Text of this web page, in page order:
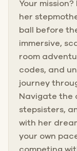
Your
her
ball before
immersive,
room
codes, and
journey
Navigate the
stepsisters,
with her
your own
competing